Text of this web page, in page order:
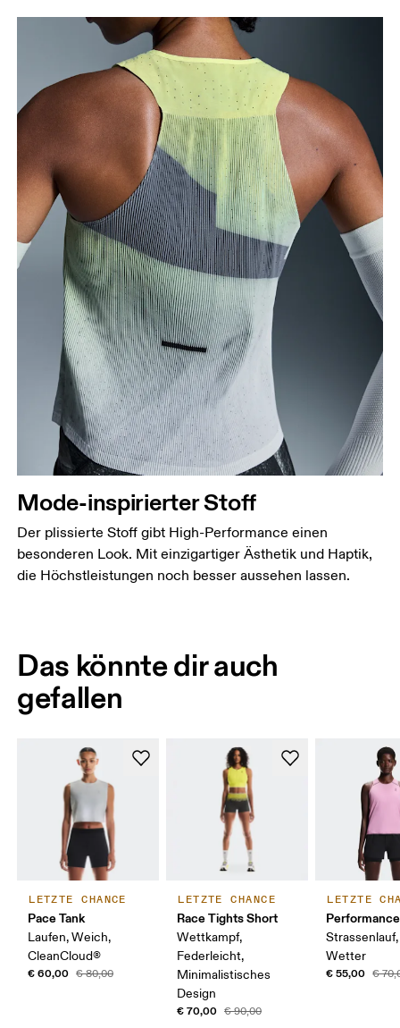
Mode-inspirierter Stoff
Der plissierte Stoff gibt High-Performance einen
besonderen Look. Mit einzigartiger Ästhetik und Haptik,
die Höchstleistungen noch besser aussehen lassen.
Das könnte dir auch
gefallen
LETZTE CHANCE
Pace Tank
Laufen, Weich,
CleanCloud®
€ 60,00 € 80,00
LETZTE CHANCE
Race Tights Short
Wettkampf,
Federleicht,
Minimalistisches
Design
€ 70,00 € 90,00
LETZTE
Wetter
€ 55,00 €